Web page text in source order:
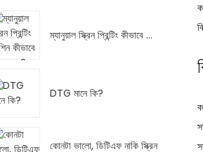
ম্যানুয়াল স্ক্রিন প্রিন্টিং কীভাবে ...
DTG মানে কি?
কোনটা ভালো, ডিটিএফ নাকি স্ক্রিন
ক